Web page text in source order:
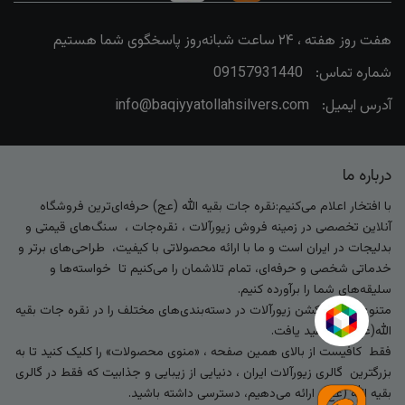
هفت روز هفته ، ۲۴ ساعت شبانه‌روز پاسخگوی شما هستیم
شماره تماس:
09157931440
آدرس ایمیل:
info@baqiyyatollahsilvers.com
درباره ما
با افتخار اعلام می‌کنیم:نقره جات بقیه الله (عج) حرفه‌ای‌ترین فروشگاه
آنلاین تخصصی در زمینه فروش زیورآلات ، نقره‌جات ، سنگ‌های قیمتی و
بدلیجات در ایران است و ما با ارائه محصولاتی با کیفیت، طراحی‌های برتر و
خدماتی شخصی و حرفه‌ای، تمام تلاشمان را می‌کنیم تا خواسته‌ها و
سلیقه‌های شما را برآورده کنیم.
متنوع‌ترین کالکشن زیورآلات در دسته‌بندی‌های مختلف را در نقره جات بقیه
الله(عج) خواهید یافت.
فقط کافیست از بالای همین صفحه ، «منوی محصولات» را کلیک کنید تا به
بزرگترین گالری زیورآلات ایران ، دنیایی از زیبایی و جذابیت که فقط در گالری
بقیه الله (عج) ارائه می‌دهیم، دسترسی داشته باشید.